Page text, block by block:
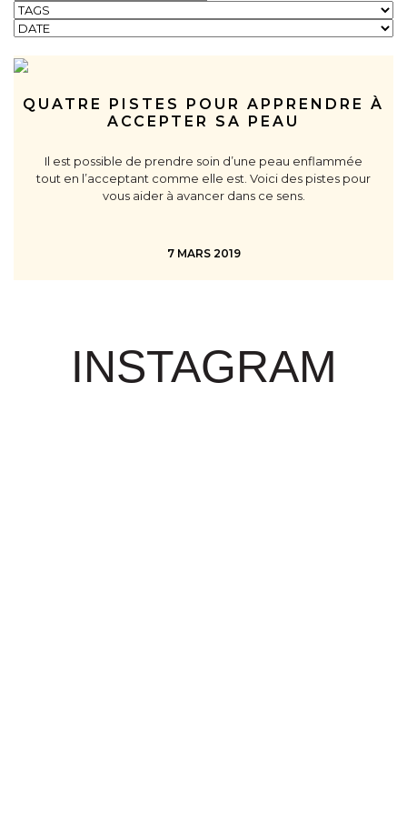
QUATRE PISTES POUR APPRENDRE À
ACCEPTER SA PEAU
Il est possible de prendre soin d’une peau enflammée
tout en l’acceptant comme elle est. Voici des pistes pour
vous aider à avancer dans ce sens.
7 MARS 2019
INSTAGRAM